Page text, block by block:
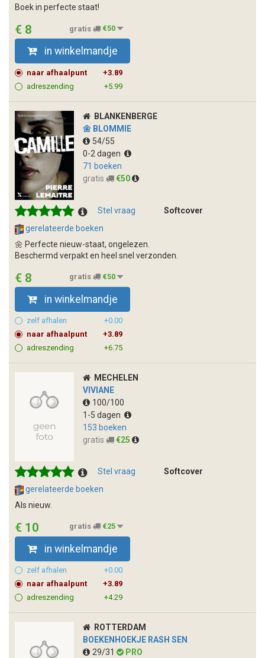
Boek in perfecte staat!
€ 8 gratis €50
in winkelmandje
naar afhaalpunt
+3.89
adreszending
+5.99
BLANKENBERGE
🌼 BLOMMIE
54/55
0-2 dagen
71 boeken
gratis
€50
Stel vraag
Softcover
gerelateerde boeken
🌼 Perfecte nieuw-staat, ongelezen.
Beschermd verpakt en heel snel verzonden.
€ 8 gratis €50
in winkelmandje
zelf afhalen
+0.00
naar afhaalpunt
+3.89
adreszending
+6.75
MECHELEN
VIVIANE
100/100
1-5 dagen
153 boeken
gratis
€25
Stel vraag
Softcover
gerelateerde boeken
Als nieuw.
€ 10 gratis €25
in winkelmandje
zelf afhalen
+0.00
naar afhaalpunt
+3.89
adreszending
+4.29
ROTTERDAM
BOEKENHOEKJE RASH SEN
29/31
PRO